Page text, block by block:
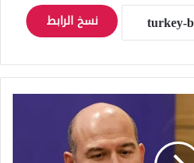
نسخ الرابط